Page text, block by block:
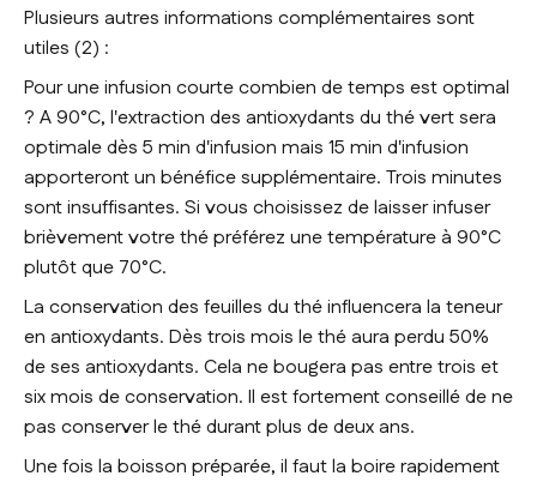
Plusieurs autres informations complémentaires sont
utiles (2) :
Pour une infusion courte combien de temps est optimal
? A 90°C, l'extraction des antioxydants du thé vert sera
optimale dès 5 min d'infusion mais 15 min d'infusion
apporteront un bénéfice supplémentaire. Trois minutes
sont insuffisantes. Si vous choisissez de laisser infuser
brièvement votre thé préférez une température à 90°C
plutôt que 70°C.
La conservation des feuilles du thé influencera la teneur
en antioxydants. Dès trois mois le thé aura perdu 50%
de ses antioxydants. Cela ne bougera pas entre trois et
six mois de conservation. Il est fortement conseillé de ne
pas conserver le thé durant plus de deux ans.
Une fois la boisson préparée, il faut la boire rapidement